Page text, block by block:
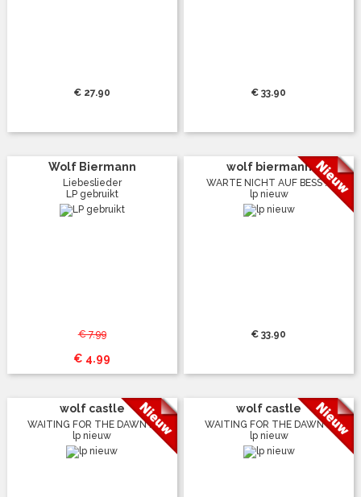
€ 27.90 € 33.90
Wolf Biermann
Liebeslieder
LP gebruikt
€ 7.99
€ 4.99
wolf biermann
WARTE NICHT AUF BESS ...
lp nieuw
€ 33.90
wolf castle
WAITING FOR THE DAWN ...
lp nieuw
wolf castle
WAITING FOR THE DAWN ...
lp nieuw